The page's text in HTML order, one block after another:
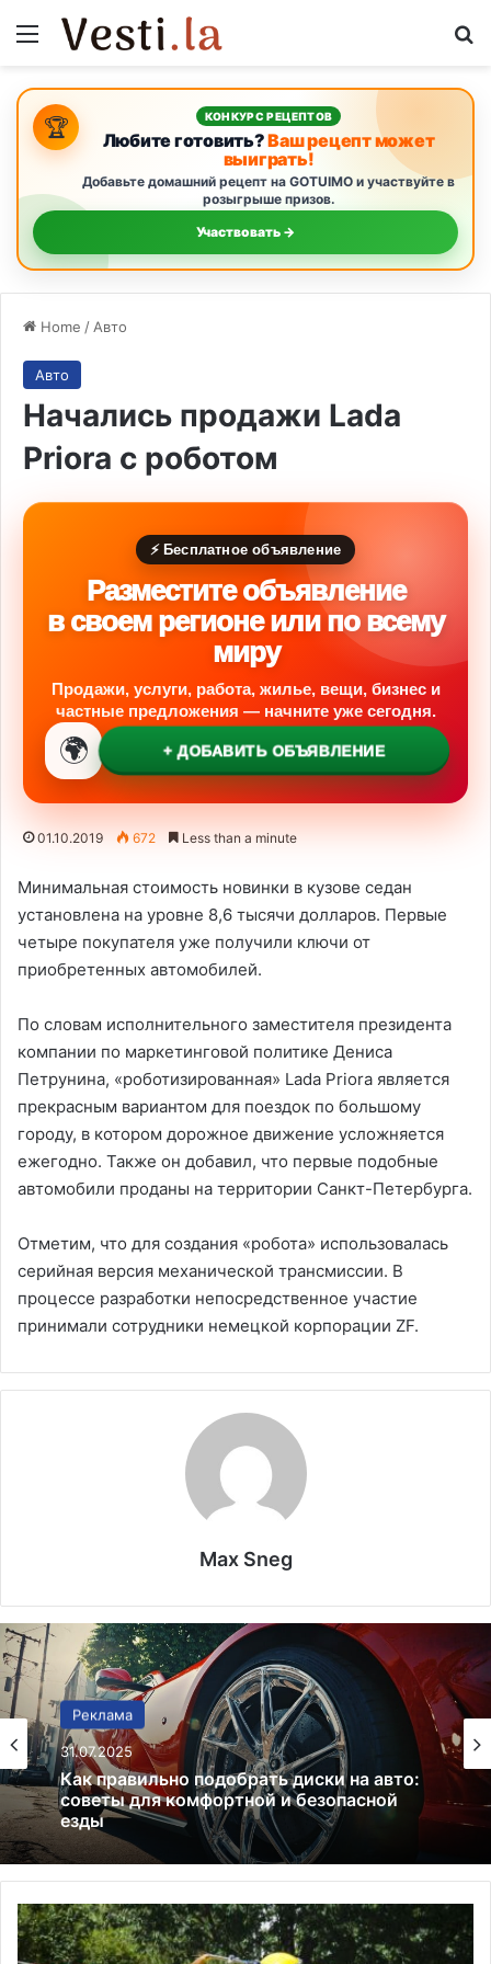
Menu
🏆 КОНКУРС РЕЦЕПТОВ
Любите готовить?Ваш рецепт может
выиграть!
Добавьте домашний рецепт на GOTUIMO и участвуйте в
розыгрыше призов.
Участвовать →
Home / Авто
Авто
Начались продажи Lada
Priora с роботом
⚡ Бесплатное объявление
Разместите объявление
в своем регионе или по всему
миру
Продажи, услуги, работа, жилье, вещи, бизнес и
частные предложения — начните уже сегодня.
🌍 + ДОБАВИТЬ ОБЪЯВЛЕНИЕ
01.10.2019 672 Less than a minute
Минимальная стоимость новинки в кузове седан
установлена на уровне 8,6 тысячи долларов. Первые
четыре покупателя уже получили ключи от
приобретенных автомобилей.
По словам исполнительного заместителя президента
компании по маркетинговой политике Дениса
Петрунина, «роботизированная» Lada Priora является
прекрасным вариантом для поездок по большому
городу, в котором дорожное движение усложняется
ежегодно. Также он добавил, что первые подобные
автомобили проданы на территории Санкт-Петербурга.
Отметим, что для создания «робота» использовалась
серийная версия механической трансмиссии. В
процессе разработки непосредственное участие
принимали сотрудники немецкой корпорации ZF.
Max Sneg
Реклама
31.07.2025
Как правильно подобрать диски на авто:
советы для комфортной и безопасной
езды
Реклама
25.07.2025
коллектора: что нужно знать водителю?
А
в